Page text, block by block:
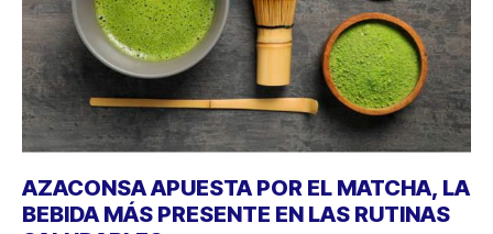
AZACONSA APUESTA POR EL MATCHA, LA
BEBIDA MÁS PRESENTE EN LAS RUTINAS